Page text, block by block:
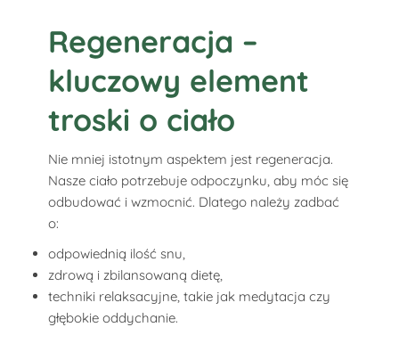
Regeneracja –
kluczowy element
troski o ciało
Nie mniej istotnym aspektem jest regeneracja.
Nasze ciało potrzebuje odpoczynku, aby móc się
odbudować i wzmocnić. Dlatego należy zadbać
o:
odpowiednią ilość snu,
zdrową i zbilansowaną dietę,
techniki relaksacyjne, takie jak medytacja czy
głębokie oddychanie.